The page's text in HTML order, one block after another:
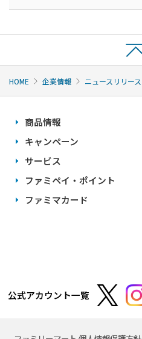
HOME 企業情報 ニュースリリース
商品情報
キャンペーン
サービス
ファミペイ・ポイント
ファミマカード
公式アカウント一覧